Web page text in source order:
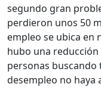
segundo gran
perdieron unos 50
empleo se ubica en
hubo una reducción
personas
desempleo no haya